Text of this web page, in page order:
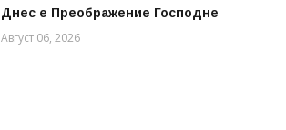
Днес е Преображение Господне
Август 06, 2026